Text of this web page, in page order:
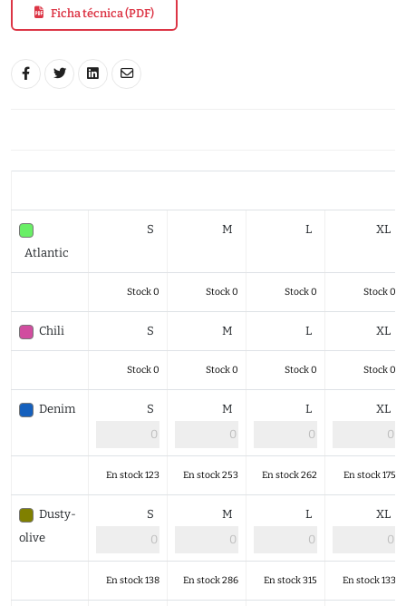
Ficha técnica (PDF)
Atlantic
S M L XL
Stock 0 Stock 0 Stock 0 Stock 0
Chili S M L XL
Stock 0 Stock 0 Stock 0 Stock 0
Denim S M L XL
En stock 123 En stock 253 En stock 262 En stock 175
Dusty-
olive
S M L XL
En stock 138 En stock 286 En stock 315 En stock 133